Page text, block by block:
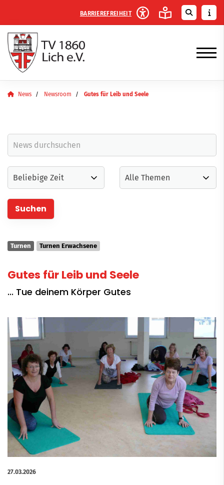
BARRIEREFREIHEIT
News Newsroom Gutes für Leib und Seele
Turnen Turnen Erwachsene
Gutes für Leib und Seele
... Tue deinem Körper Gutes
27.03.2026